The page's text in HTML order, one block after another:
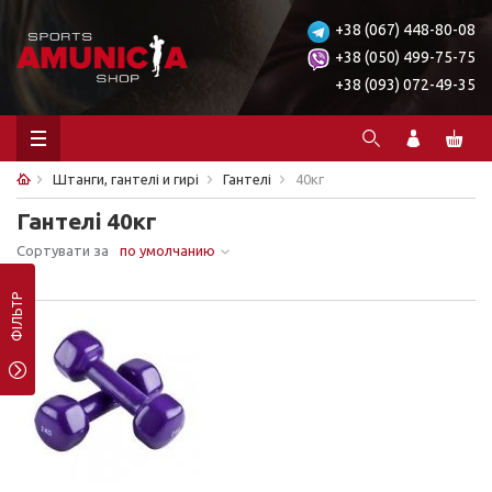
+38 (067) 448-80-08
+38 (050) 499-75-75
+38 (093) 072-49-35
Штанги, гантелі и гирі Гантелі 40кг
Гантелі 40кг
Сортувати за по умолчанию
ФІЛЬТР
Ничего не найдено.